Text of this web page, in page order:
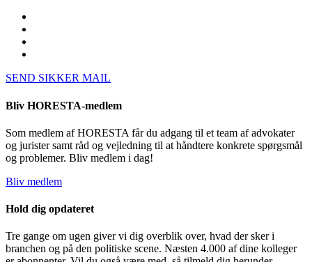
SEND SIKKER MAIL
Bliv HORESTA-medlem
Som medlem af HORESTA får du adgang til et team af advokater
og jurister samt råd og vejledning til at håndtere konkrete spørgsmål
og problemer. Bliv medlem i dag!
Bliv medlem
Hold dig opdateret
Tre gange om ugen giver vi dig overblik over, hvad der sker i
branchen og på den politiske scene. Næsten 4.000 af dine kolleger